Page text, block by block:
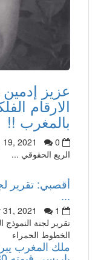
عزيز إدمين
الارقام
بالمغرب !!
19, 2021
0
الريع الحقوقي ...
أقصبي: تقرير
31, 2021
1
تقرير لجنة النموذج
الخطوط الحمراء
ملك المغرب